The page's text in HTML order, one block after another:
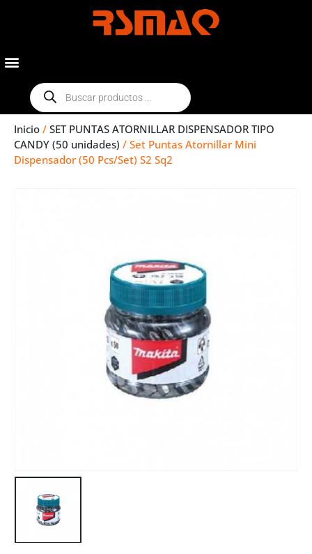
Inicio / SET PUNTAS ATORNILLAR DISPENSADOR TIPO
CANDY (50 unidades) / Set Puntas Atornillar Mini
Dispensador (50 Pcs/Set) S2 Sq2